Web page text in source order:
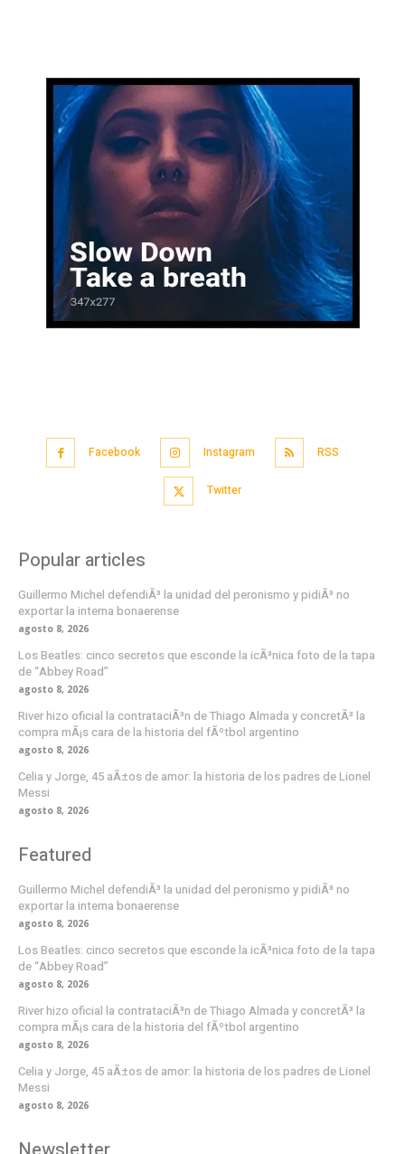
Facebook Instagram RSS
Twitter
Popular articles
Guillermo Michel defendiÃ³ la unidad del peronismo y pidiÃ³ no
exportar la interna bonaerense
agosto 8, 2026
Los Beatles: cinco secretos que esconde la icÃ³nica foto de la tapa
de “Abbey Road”
agosto 8, 2026
River hizo oficial la contrataciÃ³n de Thiago Almada y concretÃ³ la
compra mÃ¡s cara de la historia del fÃºtbol argentino
agosto 8, 2026
Celia y Jorge, 45 aÃ±os de amor: la historia de los padres de Lionel
Messi
agosto 8, 2026
Featured
Guillermo Michel defendiÃ³ la unidad del peronismo y pidiÃ³ no
exportar la interna bonaerense
agosto 8, 2026
Los Beatles: cinco secretos que esconde la icÃ³nica foto de la tapa
de “Abbey Road”
agosto 8, 2026
River hizo oficial la contrataciÃ³n de Thiago Almada y concretÃ³ la
compra mÃ¡s cara de la historia del fÃºtbol argentino
agosto 8, 2026
Celia y Jorge, 45 aÃ±os de amor: la historia de los padres de Lionel
Messi
agosto 8, 2026